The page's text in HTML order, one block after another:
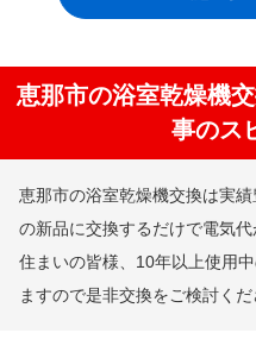
恵那市の浴室乾燥機
事のス
恵那市の浴室乾燥機交換は実
の新品に交換するだけで電気
住まいの皆様、10年以上使用
ますので是非交換をご検討くだ